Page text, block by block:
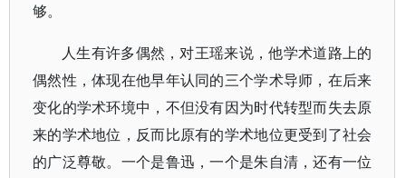
够。
人生有许多偶然，对王瑶来说，他学术道路上的
偶然性，体现在他早年认同的三个学术导师，在后来
变化的学术环境中，不但没有因为时代转型而失去原
来的学术地位，反而比原有的学术地位更受到了社会
的广泛尊敬。一个是鲁迅，一个是朱自清，还有一位